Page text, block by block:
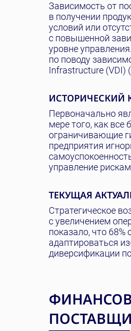
Зависимость от
в получении
условий или
с повышенной
уровне
по поводу
Infrastructure (VDI) (
ИСТОРИЧЕСКИЙ
Первоначально
мере того, как
ограничивающие
предприятия
управление
ТЕКУЩАЯ
Стратегическое
с увеличением
показало, что
адаптироваться
диверсификации